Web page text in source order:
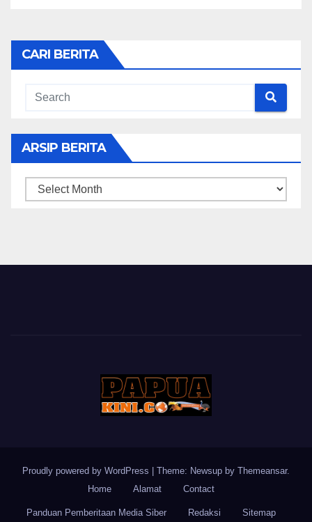
CARI BERITA
ARSIP BERITA
ARSIP
Proudly powered by WordPress Theme: Newsup by Themeansar.
Home
Alamat Contact
Panduan Pemberitaan Media Siber Redaksi Sitemap